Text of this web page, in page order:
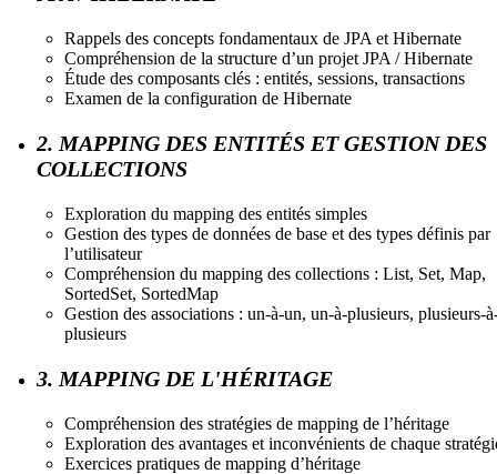
Rappels des concepts fondamentaux de JPA et Hibernate
Compréhension de la structure d’un projet JPA / Hibernate
Étude des composants clés : entités, sessions, transactions
Examen de la configuration de Hibernate
2. MAPPING DES ENTITÉS ET GESTION DES
COLLECTIONS
Exploration du mapping des entités simples
Gestion des types de données de base et des types définis par
l’utilisateur
Compréhension du mapping des collections : List, Set, Map,
SortedSet, SortedMap
Gestion des associations : un-à-un, un-à-plusieurs, plusieurs-
plusieurs
3. MAPPING DE L'HÉRITAGE
Compréhension des stratégies de mapping de l’héritage
Exploration des avantages et inconvénients de chaque
Exercices pratiques de mapping d’héritage